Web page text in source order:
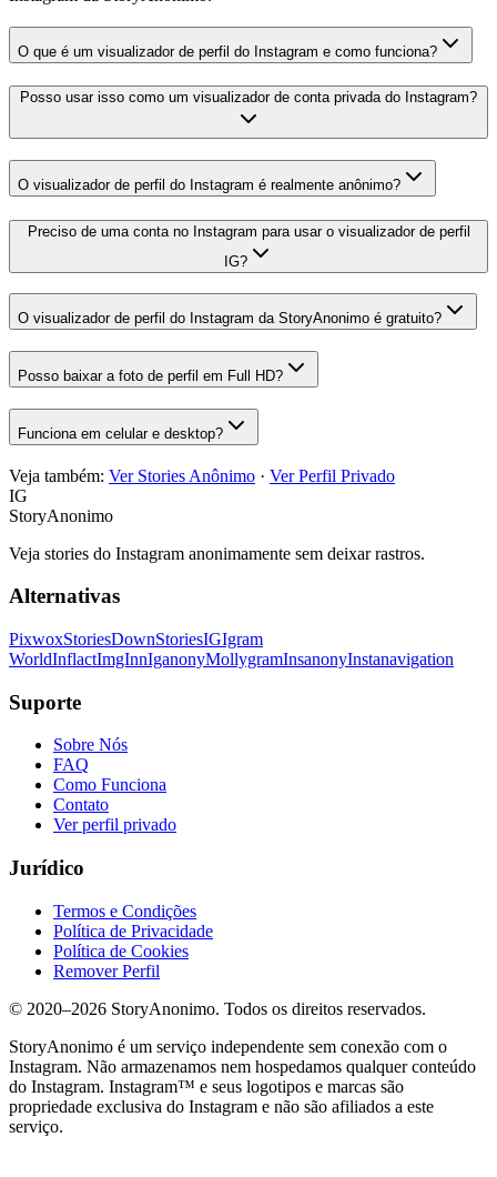
O que é um visualizador de perfil do Instagram e como funciona?
Posso usar isso como um visualizador de conta privada do Instagram?
O visualizador de perfil do Instagram é realmente anônimo?
Preciso de uma conta no Instagram para usar o visualizador de perfil
IG?
O visualizador de perfil do Instagram da StoryAnonimo é gratuito?
Posso baixar a foto de perfil em Full HD?
Funciona em celular e desktop?
Veja também: Ver Stories Anônimo · Ver Perfil Privado
IG
StoryAnonimo
Veja stories do Instagram anonimamente sem deixar rastros.
Alternativas
PixwoxStoriesDownStoriesIGIgram
WorldInflactImgInnIganonyMollygramInsanonyInstanavigation
Suporte
Sobre Nós
FAQ
Como Funciona
Contato
Ver perfil privado
Jurídico
Termos e Condições
Política de Privacidade
Política de Cookies
Remover Perfil
© 2020–2026 StoryAnonimo. Todos os direitos reservados.
StoryAnonimo é um serviço independente sem conexão com o
Instagram. Não armazenamos nem hospedamos qualquer conteúdo
do Instagram. Instagram™ e seus logotipos e marcas são
propriedade exclusiva do Instagram e não são afiliados a este
serviço.